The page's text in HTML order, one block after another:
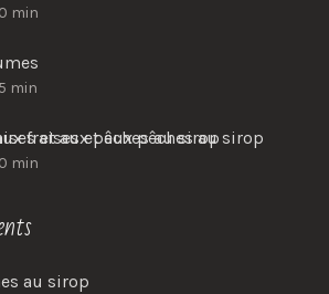
min
min
fraises et aux pêches au sirop
min
au sirop